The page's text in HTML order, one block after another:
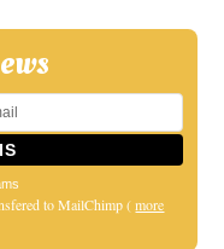
to MailChimp (more